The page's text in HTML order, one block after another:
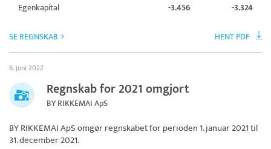
Egenkapital
-3.456 -3.324
SE REGNSKAB HENT PDF
6. juni 2022
Regnskab for 2021 omgjort
BY RIKKEMAI ApS
BY RIKKEMAI ApSomgør regnskabet for perioden 1. januar 2021 til
31. december 2021.